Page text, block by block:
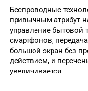
Беспроводные
привычным атрибут
управление бытовой
смартфонов,
большой экран без
действием, и
увеличивается.